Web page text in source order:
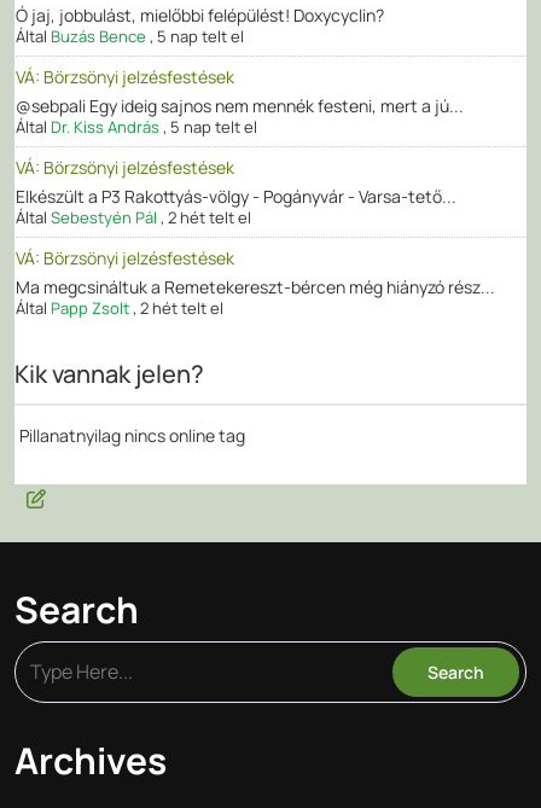
Ó jaj, jobbulást, mielőbbi felépülést! Doxycyclin?
Által Buzás Bence , 5 nap telt el
VÁ: Börzsönyi jelzésfestések
@sebpali Egy ideig sajnos nem mennék festeni, mert a jú...
Által Dr. Kiss András, 5 nap telt el
VÁ: Börzsönyi jelzésfestések
Elkészült a P3 Rakottyás-völgy - Pogányvár - Varsa-tető...
Által Sebestyén Pál , 2 hét telt el
VÁ: Börzsönyi jelzésfestések
Ma megcsináltuk a Remetekereszt-bércen még hiányzó rész...
Által Papp Zsolt, 2 hét telt el
Kik vannak jelen?
Pillanatnyilag nincs online tag
Search
Archives